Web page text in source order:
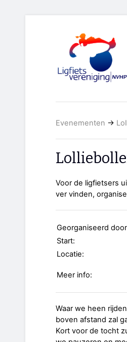
Evenementen →
Voor de ligfietsers
ver vinden,
Georganiseerd
Start:
Locatie:
Meer info:
Waar we heen
boven afstand zal
Kort voor de tocht